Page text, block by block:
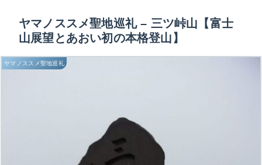
ヤマノススメ聖地巡礼 – 三ツ峠山【富士
山展望とあおい初の本格登山】
ヤマノススメ聖地巡礼